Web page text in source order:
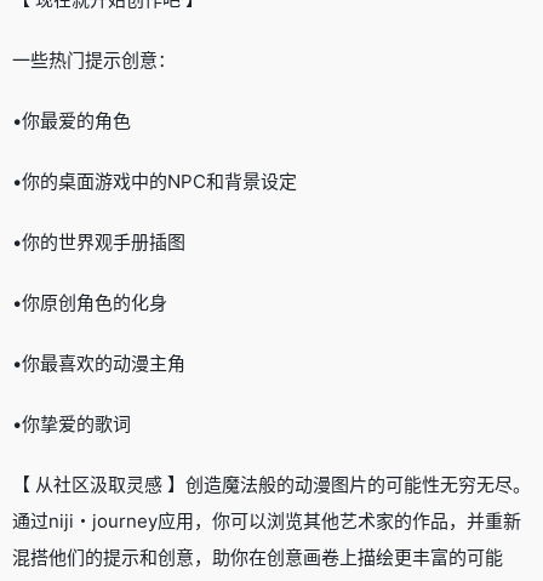
一些热门提示创意：
•你最爱的角色
•你的桌面游戏中的NPC和背景设定
•你的世界观手册插图
•你原创角色的化身
•你最喜欢的动漫主角
•你挚爱的歌词
【 从社区汲取灵感 】创造魔法般的动漫图片的可能性无穷无尽。
通过niji・journey应用，你可以浏览其他艺术家的作品，并重新
混搭他们的提示和创意，助你在创意画卷上描绘更丰富的可能